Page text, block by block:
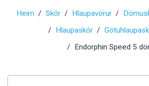
Heim Skór Hlaupavörur
Hlaupaskór
Endorphin Speed 5